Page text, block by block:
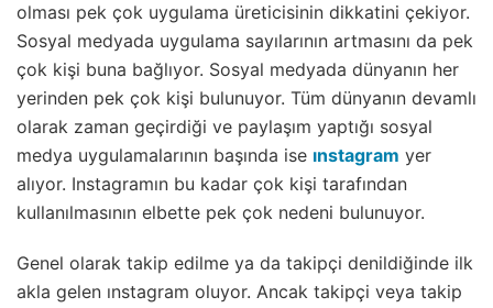
olması pek çok uygulama üreticisinin dikkatini çekiyor.
Sosyal medyada uygulama sayılarının artmasını da pek
çok kişi buna bağlıyor. Sosyal medyada dünyanın her
yerinden pek çok kişi bulunuyor. Tüm dünyanın devamlı
olarak zaman geçirdiği ve paylaşım yaptığı sosyal
medya uygulamalarının başında ise ınstagram yer
alıyor. Instagramın bu kadar çok kişi tarafından
kullanılmasının elbette pek çok nedeni bulunuyor.
Genel olarak takip edilme ya da takipçi denildiğinde ilk
akla gelen ınstagram oluyor. Ancak takipçi veya takip